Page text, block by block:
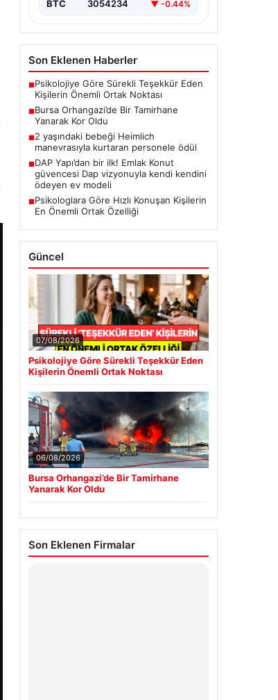
BTC 3054234 ▼ -0.44%
Son Eklenen Haberler
■Psikolojiye Göre Sürekli Teşekkür Eden
Kişilerin Önemli Ortak Noktası
■Bursa Orhangazi’de Bir Tamirhane
Yanarak Kor Oldu
■2 yaşındaki bebeği Heimlich
manevrasıyla kurtaran personele ödül
■DAP Yapı’dan bir ilk! Emlak Konut
güvencesi Dap vizyonuyla kendi kendini
ödeyen ev modeli
■Psikologlara Göre Hızlı Konuşan Kişilerin
En Önemli Ortak Özelliği
Güncel
07/08/2026
Psikolojiye Göre Sürekli Teşekkür Eden
Kişilerin Önemli Ortak Noktası
06/08/2026
Bursa Orhangazi’de Bir Tamirhane
Yanarak Kor Oldu
Son Eklenen Firmalar